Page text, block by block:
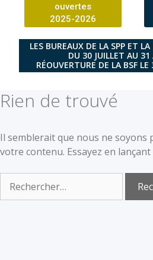
ouvertes
2025-2026
LES BUREAUX DE LA SPP ET
DU 30 JUILLET AU
RÉOUVERTURE DE LA BSF
Rien de trouvé
Il semblerait que nous ne soyons
votre contenu. Essayez en